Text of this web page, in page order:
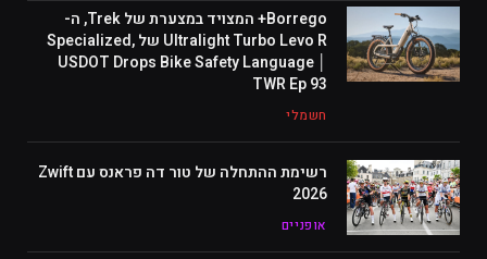
Borrego+ המצויד במצערת של Trek, ה-
Ultralight Turbo Levo R של Specialized,
USDOT Drops Bike Safety Language │
TWR Ep 93
חשמלי
רשימת ההתחלה של טור דה פראנס עם Zwift
2026
אופניים